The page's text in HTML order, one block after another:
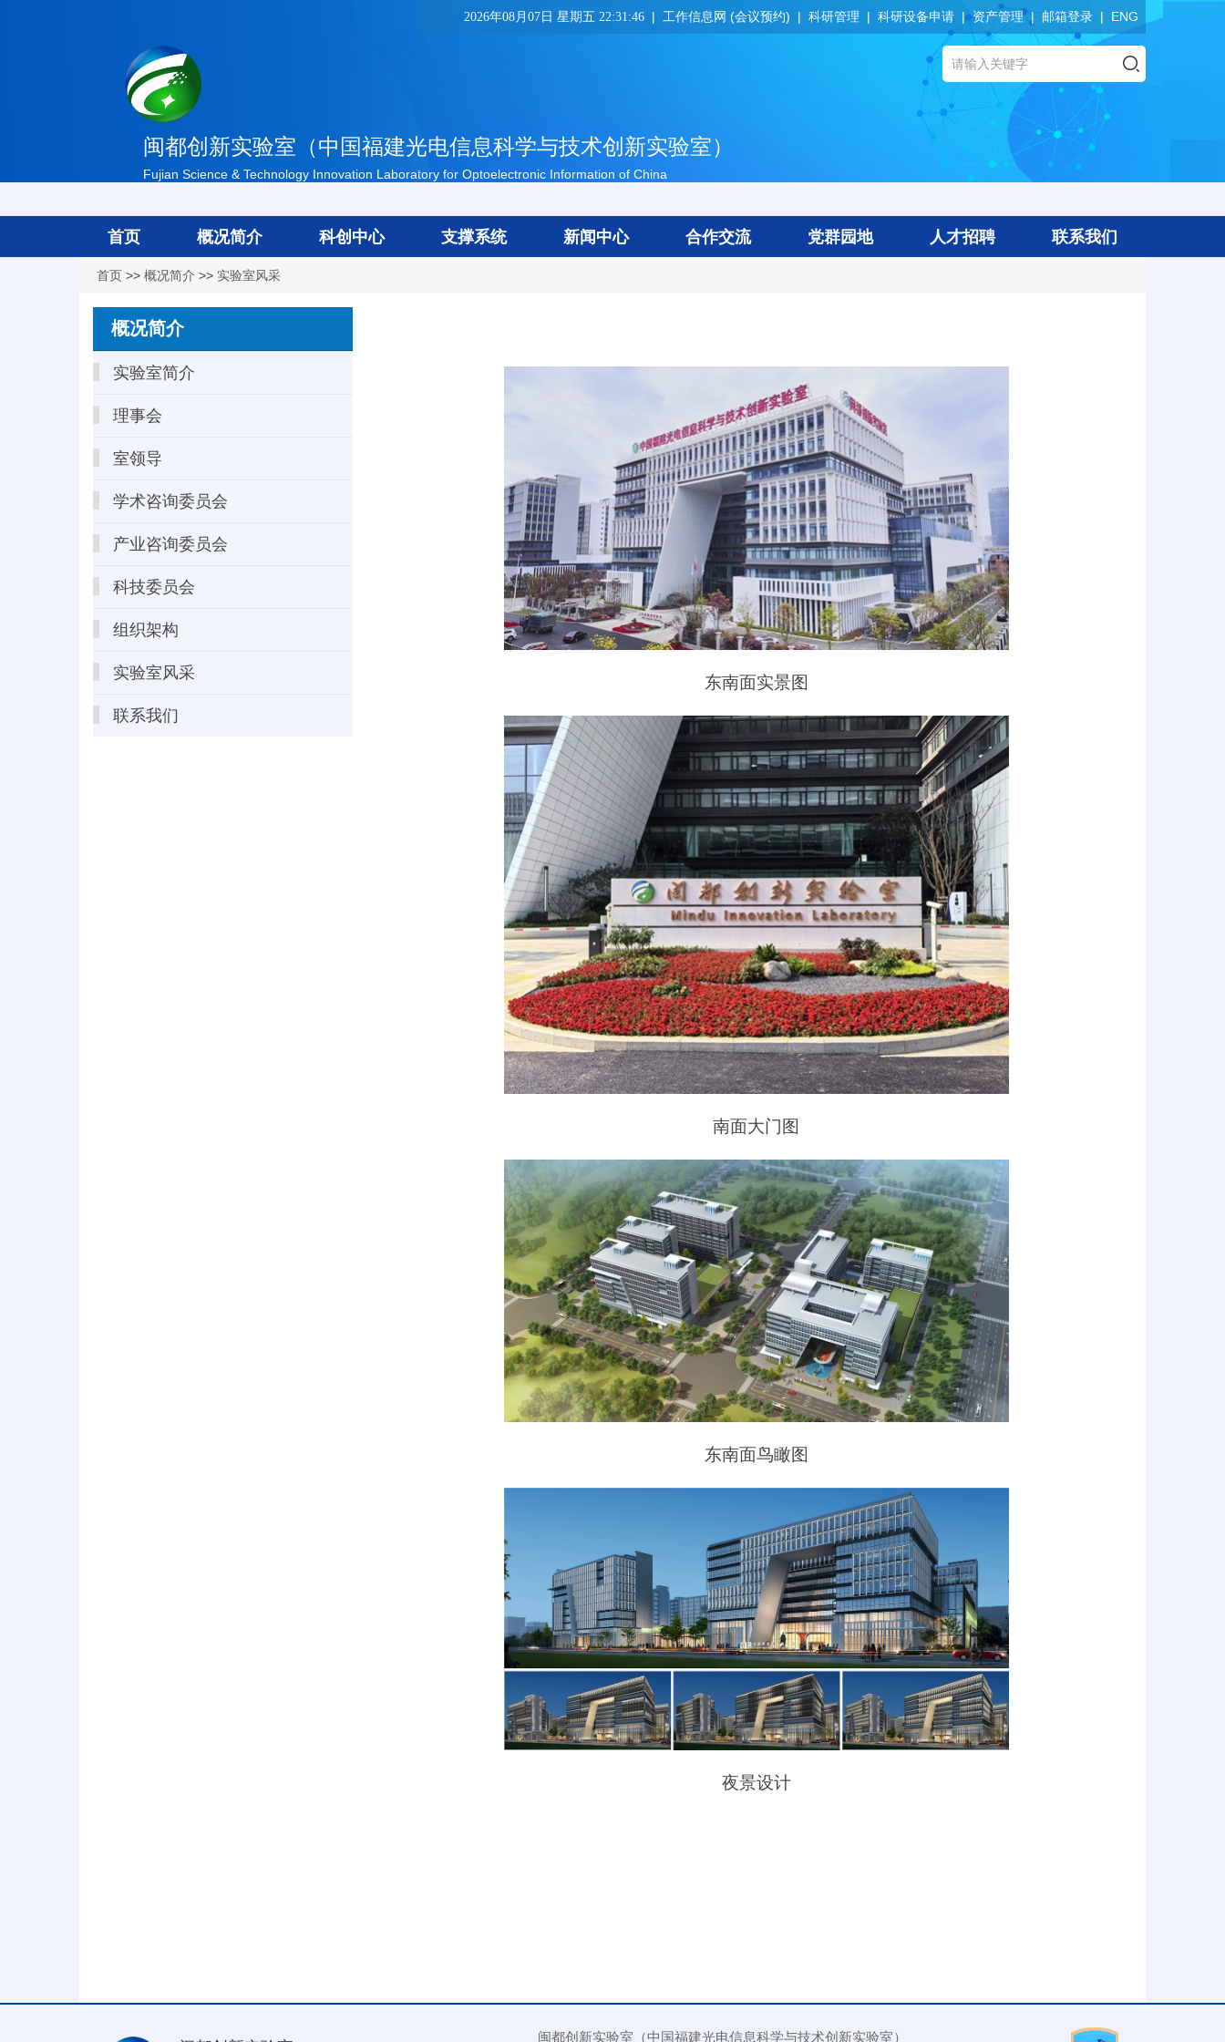
闽都创新实验室（中国福建光电信息科学与技术创新实验室）
Fujian Science & Technology Innovation Laboratory for Optoelectronic Information of China
2026年08月07日 星期五 22:31:46 工作信息网 (会议预约) 科研管理 科研设备申请 资产管理 邮箱登录 ENG
首页 概况简介 科创中心 支撑系统 新闻中心 合作交流 党群园地 人才招聘 联系我们
首页 >> 概况简介 >> 实验室风采
概况简介
实验室简介
理事会
室领导
学术咨询委员会
产业咨询委员会
科技委员会
组织架构
实验室风采
联系我们
东南面实景图
南面大门图
东南面鸟瞰图
夜景设计
闽都创新实验室（中国福建光电信息科学与技术创新实验室）